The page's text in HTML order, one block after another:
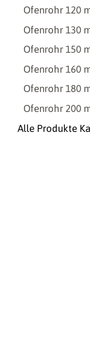
Ofenrohr 120
Ofenrohr 130
Ofenrohr 150
Ofenrohr 160
Ofenrohr 180
Ofenrohr 200
Alle Produkte